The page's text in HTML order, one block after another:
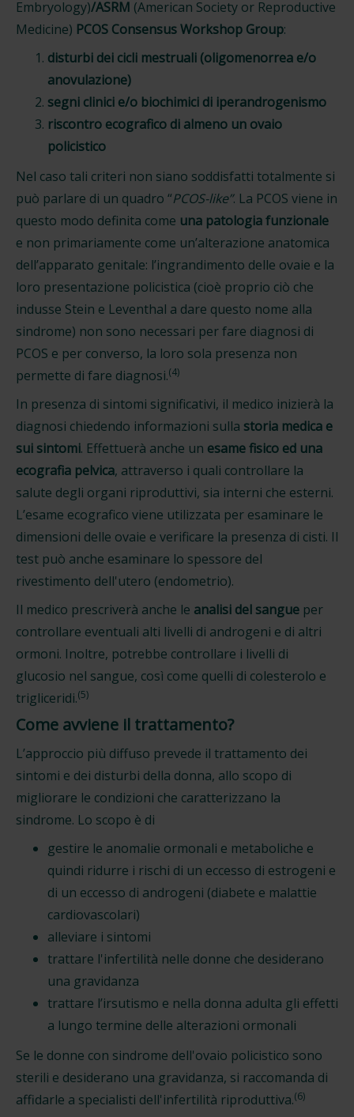
Embryology)/ASRM (American Society or Reproductive
Medicine) PCOS Consensus Workshop Group:
disturbi dei cicli mestruali (oligomenorrea e/o
anovulazione)
segni clinici e/o biochimici di iperandrogenismo
riscontro ecografico di almeno un ovaio
policistico
Nel caso tali criteri non siano soddisfatti totalmente si
può parlare di un quadro “PCOS-like”. La PCOS viene in
questo modo definita come una patologia funzionale
e non primariamente come un’alterazione anatomica
dell’apparato genitale: l’ingrandimento delle ovaie e la
loro presentazione policistica (cioè proprio ciò che
indusse Stein e Leventhal a dare questo nome alla
sindrome) non sono necessari per fare diagnosi di
PCOS e per converso, la loro sola presenza non
permette di fare diagnosi.(4)
In presenza di sintomi significativi, il medico inizierà la
diagnosi chiedendo informazioni sulla storia medica e
sui sintomi. Effettuerà anche un esame fisico ed una
ecografia pelvica, attraverso i quali controllare la
salute degli organi riproduttivi, sia interni che esterni.
L’esame ecografico viene utilizzata per esaminare le
dimensioni delle ovaie e verificare la presenza di cisti. Il
test può anche esaminare lo spessore del
rivestimento dell'utero (endometrio).
Il medico prescriverà anche le analisi del sangue per
controllare eventuali alti livelli di androgeni e di altri
ormoni. Inoltre, potrebbe controllare i livelli di
glucosio nel sangue, così come quelli di colesterolo e
trigliceridi.(5)
Come avviene il trattamento?
L’approccio più diffuso prevede il trattamento dei
sintomi e dei disturbi della donna, allo scopo di
migliorare le condizioni che caratterizzano la
sindrome. Lo scopo è di
gestire le anomalie ormonali e metaboliche e
quindi ridurre i rischi di un eccesso di estrogeni e
di un eccesso di androgeni (diabete e malattie
cardiovascolari)
alleviare i sintomi
trattare l'infertilità nelle donne che desiderano
una gravidanza
trattare l’irsutismo e nella donna adulta gli effetti
a lungo termine delle alterazioni ormonali
Se le donne con sindrome dell'ovaio policistico sono
sterili e desiderano una gravidanza, si raccomanda di
affidarle a specialisti dell'infertilità riproduttiva.(6)